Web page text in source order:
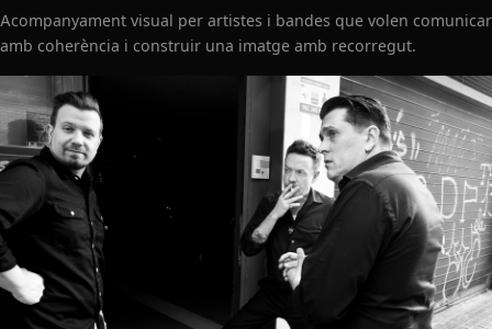
Acompanyament visual per artistes i bandes que volen comunicar
amb coherència i construir una imatge amb recorregut.